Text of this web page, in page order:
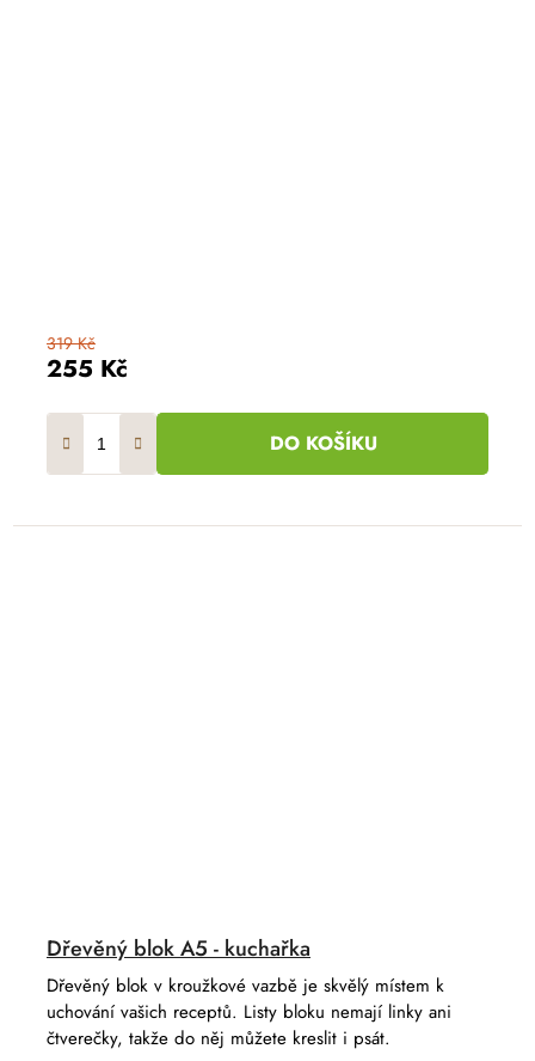
255 Kč
319 Kč
DO KOŠÍKU
Dřevěný blok A5 - kuchařka
Dřevěný blok v kroužkové vazbě je skvělý místem k
uchování vašich receptů. Listy bloku nemají linky ani
čtverečky, takže do něj můžete kreslit i psát.